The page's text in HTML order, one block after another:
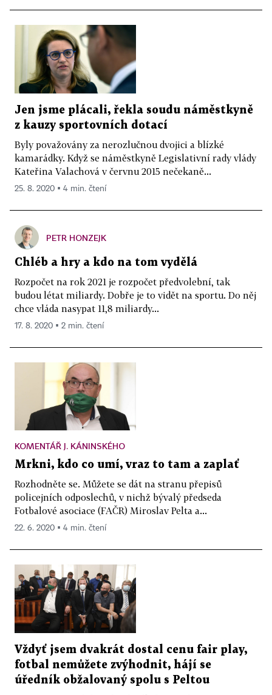
Jen jsme plácali, řekla soudu náměstkyně
z kauzy sportovních dotací
Byly považovány za nerozlučnou dvojici a blízké
kamarádky. Když se náměstkyně Legislativní rady vlády
Kateřina Valachová v červnu 2015 nečekaně...
25. 8. 2020 ▪ 4 min. čtení
PETR HONZEJK
Chléb a hry a kdo na tom vydělá
Rozpočet na rok 2021 je rozpočet předvolební, tak
budou létat miliardy. Dobře je to vidět na sportu. Do něj
chce vláda nasypat 11,8 miliardy...
17. 8. 2020 ▪ 2 min. čtení
KOMENTÁŘ J. KÁNINSKÉHO
Mrkni, kdo co umí, vraz to tam a zaplať
Rozhodněte se. Můžete se dát na stranu přepisů
policejních odposlechů, v nichž bývalý předseda
Fotbalové asociace (FAČR) Miroslav Pelta a...
22. 6. 2020 ▪ 4 min. čtení
Vždyť jsem dvakrát dostal cenu fair play,
fotbal nemůžete zvýhodnit, hájí se
úředník obžalovaný spolu s Peltou